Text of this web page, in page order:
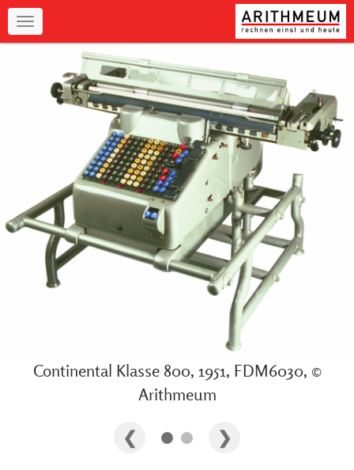
Navigation
Continental Klasse 800, 1951, FDM6030, ©
Arithmeum